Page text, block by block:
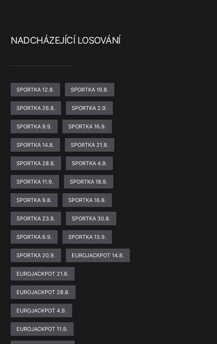
NADCHÁZEJÍCÍ LOSOVÁNÍ
SPORTKA 12.8. SPORTKA 19.8.
SPORTKA 26.8. SPORTKA 2.9.
SPORTKA 9.9. SPORTKA 16.9.
SPORTKA 14.8. SPORTKA 21.8.
SPORTKA 28.8. SPORTKA 4.9.
SPORTKA 11.9. SPORTKA 18.9.
SPORTKA 9.8. SPORTKA 16.8.
SPORTKA 23.8. SPORTKA 30.8.
SPORTKA 6.9. SPORTKA 13.9.
SPORTKA 20.9. EUROJACKPOT 14.8.
EUROJACKPOT 21.8.
EUROJACKPOT 28.8.
EUROJACKPOT 4.9.
EUROJACKPOT 11.9.